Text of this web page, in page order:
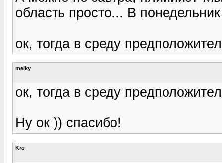
область просто... В
ок, тогда в среду
melky
ок, тогда в среду
Ну ок )) спасибо!
Kro